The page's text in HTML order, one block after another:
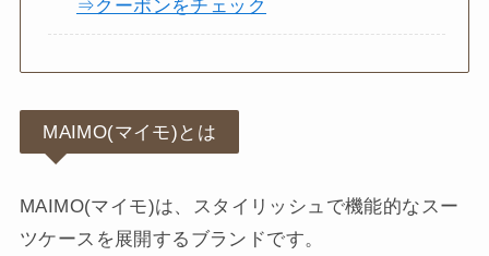
⇒クーポンをチェック
MAIMO(マイモ)とは
MAIMO(マイモ)は、スタイリッシュで機能的なスー
ツケースを展開するブランドです。